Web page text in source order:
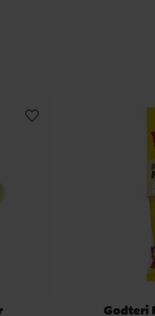
Amazing Friends
Bangoberry
Ice Cream Party
Godteri